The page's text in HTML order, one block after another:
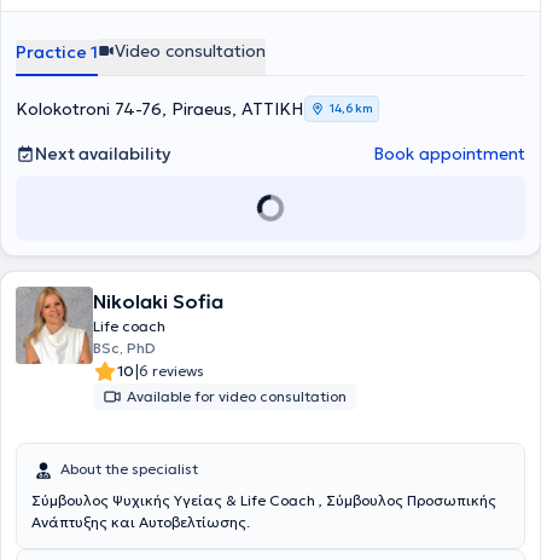
crisis, grief, depression, panic attack, dilemmas, separation,
professional and personal deadlocks, among others. The center's
specialized psychotherapists, capable of receiving a request,
conducting a comprehensive assessment, and proposing the
appropriate therapeutic approach.
Practice 1 Video consultation
Kolokotroni 74-76, Piraeus, ΑΤΤΙΚΗ 14,6 km
Next availability Book appointment
Nikolaki Sofia
Life coach
BSc, PhD
10|6 reviews
Available for video consultation
About the specialist
Σύμβουλος Ψυχικής Υγείας & Life Coach , Σύμβουλος Προσωπικής
Ανάπτυξης και Αυτοβελτίωσης.